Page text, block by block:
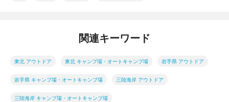
関連キーワード
東北 アウトドア 東北 キャンプ場・オートキャンプ場 岩手県 アウトドア
岩手県 キャンプ場・オートキャンプ場 三陸海岸 アウトドア
三陸海岸 キャンプ場・オートキャンプ場